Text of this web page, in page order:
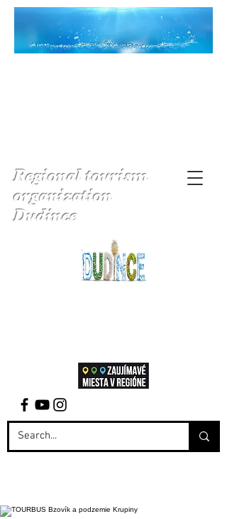
Regional tourism
organization
Dudince